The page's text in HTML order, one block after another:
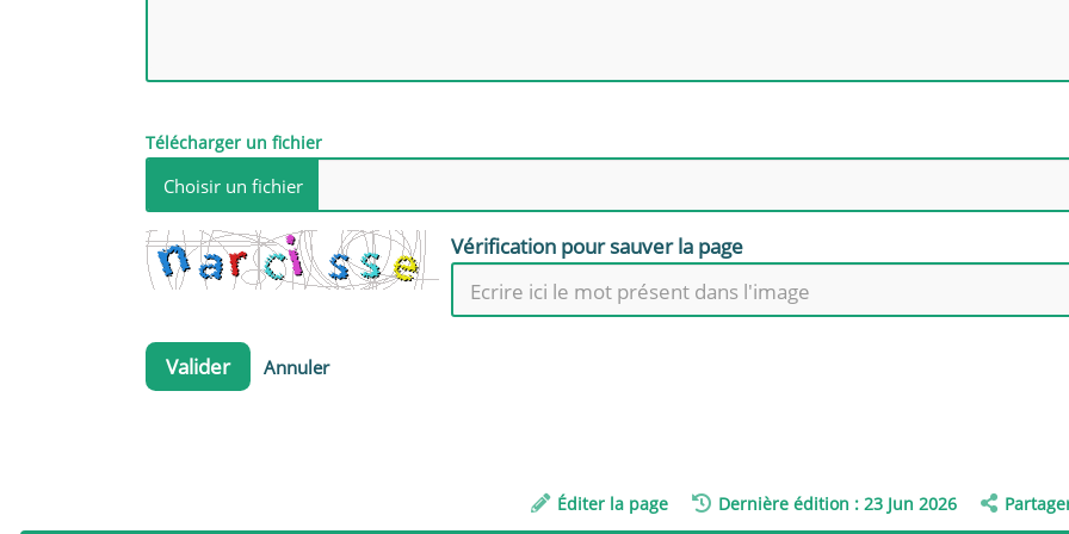
Télécharger un fichier
Vérification pour sauver la page
Valider Annuler
Éditer la page Dernière édition : 23 Jun 2026